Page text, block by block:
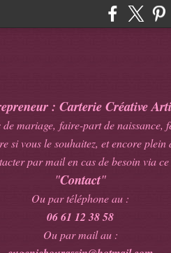
: Carterie Créative
mariage, faire-part de naissance,
si vous le souhaitez, et encore plein
par mail en cas de besoin via
"Contact"
Ou par téléphone au :
06 61 12 38 58
Ou par mail au :